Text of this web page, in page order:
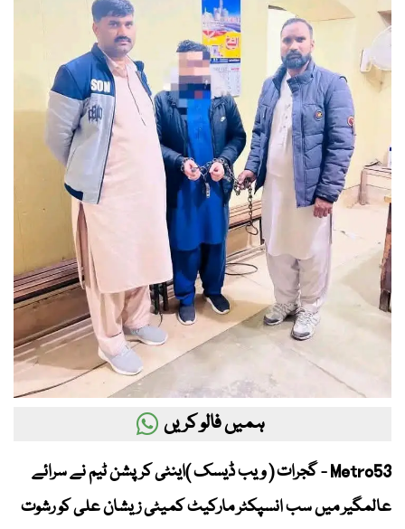
ہمیں فالو کریں
Metro53 - گجرات ( ویب ڈیسک )اینٹی کرپشن ٹیم نے سرائے
عالمگیر میں سب انسپکٹر مارکیٹ کمیٹی زیشان علی کو رشوت